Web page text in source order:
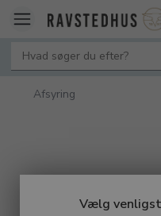
Vælg
Afsyring